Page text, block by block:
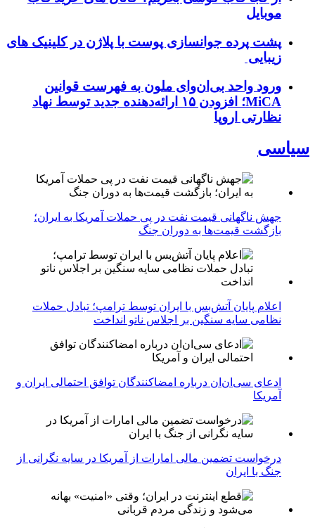
موبایل
پشت پرده جوانسازی پوست با پلاژن در کلینیک های
زیبایی
ورود واحد بی‌ان‌وای ملون به فهرست قوانین
MiCA؛ افزودن ۱۵ ارائه‌دهنده جدید توسط نهاد
نظارتی اروپا
سیاسی
جهش ناگهانی قیمت نفت در پی حملات آمریکا به ایران؛
بازگشت قیمت‌ها به دوران جنگ
اعلام پایان آتش‌بس با ایران توسط ترامپ؛ تبادل حملات
نظامی سایه سنگین بر اجلاس ناتو انداخت
ادعای سی‌ان‌ان درباره امضاکنندگان توافق احتمالی ایران و
آمریکا
درخواست تضمین مالی امارات از آمریکا در سایه نگرانی از
جنگ با ایران